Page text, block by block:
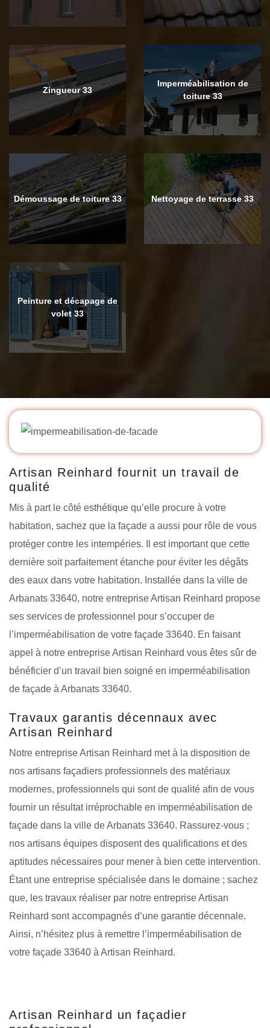
Zingueur 33
Imperméabilisation de
toiture 33
Démoussage de toiture 33 Nettoyage de terrasse 33
Peinture et décapage de
volet 33
Artisan Reinhard fournit un travail de
qualité
Mis à part le côté esthétique qu’elle procure à votre
habitation, sachez que la façade a aussi pour rôle de vous
protéger contre les intempéries. Il est important que cette
dernière soit parfaitement étanche pour éviter les dégâts
des eaux dans votre habitation. Installée dans la ville de
Arbanats 33640, notre entreprise Artisan Reinhard propose
ses services de professionnel pour s’occuper de
l’imperméabilisation de votre façade 33640. En faisant
appel à notre entreprise Artisan Reinhard vous êtes sûr de
bénéficier d’un travail bien soigné en imperméabilisation
de façade à Arbanats 33640.
Travaux garantis décennaux avec
Artisan Reinhard
Notre entreprise Artisan Reinhard met à la disposition de
nos artisans façadiers professionnels des matériaux
modernes, professionnels qui sont de qualité afin de vous
fournir un résultat irréprochable en imperméabilisation de
façade dans la ville de Arbanats 33640. Rassurez-vous ;
nos artisans équipes disposent des qualifications et des
aptitudes nécessaires pour mener à bien cette intervention.
Étant une entreprise spécialisée dans le domaine ; sachez
que, les travaux réaliser par notre entreprise Artisan
Reinhard sont accompagnés d’une garantie décennale.
Ainsi, n’hésitez plus à remettre l’imperméabilisation de
votre façade 33640 à Artisan Reinhard.
Artisan Reinhard un façadier